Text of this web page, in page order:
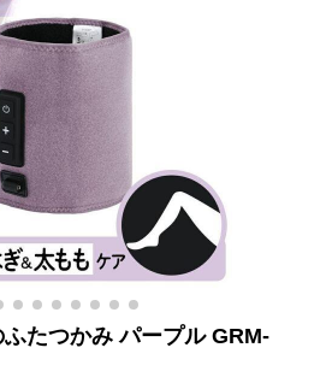
たつかみ パープル GRM-